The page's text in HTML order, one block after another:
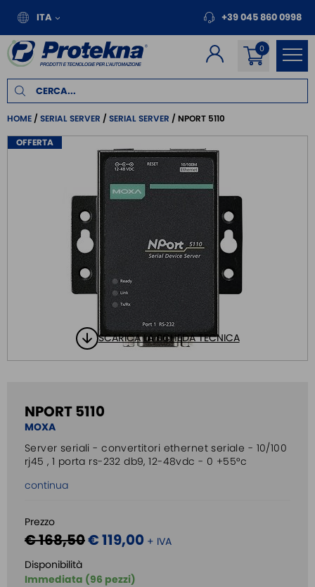
ITA +39 045 860 0998
HOME SERIAL SERVER SERIAL SERVER
NPORT 5110
OFFERTA
SCARICA LA SCHEDA TECNICA
NPORT 5110
MOXA
Server seriali - convertitori ethernet seriale - 10/100
rj45 , 1 porta rs-232 db9, 12-48vdc - 0 +55°c
continua
Prezzo
€ 168,50€ 119,00 + IVA
Disponibilità
Immediata (96 pezzi)